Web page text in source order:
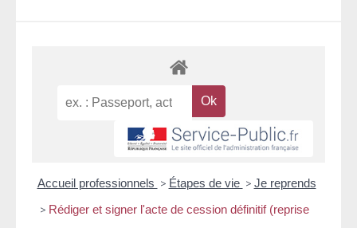
Accueil professionnels > Étapes de vie > Je reprends
> Rédiger et signer l'acte de cession définitif (reprise